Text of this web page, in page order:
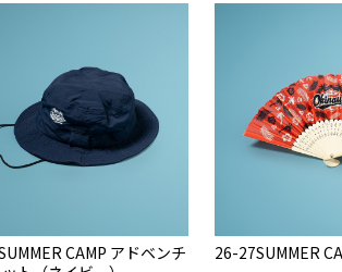
CAMP アドベンチ
NEW
26-27SUMMER